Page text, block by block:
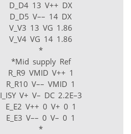
D_D4 13 V++ DX
D_D5 V–– 14 DX
V_V3 13 VG 1.86
V_V4 VG 14 1.86
*
*Mid supply Ref
R_R9 VMID V++ 1
R_R10 V–– VMID 1
I_ISY V+ V– DC 2.2E–3
E_E2 V++ 0 V+ 0 1
E_E3 V–– 0 V– 0 1
*